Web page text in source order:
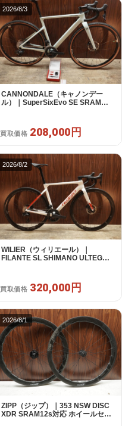
2026/8/3
CANNONDALE（キャノンデー
ル）｜SuperSixEvo SE SRAM
年｜美品｜買取金額 208,000円
買取価格 208,000円
2026/8/2
WILIER（ウィリエール）｜
FILANTE SL SHIMANO ULTEGRA
買取価格 320,000円
2026/8/1
ZIPP（ジップ）｜353 NSW DISC
XDR SRAM12s対応 ホイールセッ